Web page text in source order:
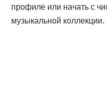
профиле или начать с
музыкальной коллекции.